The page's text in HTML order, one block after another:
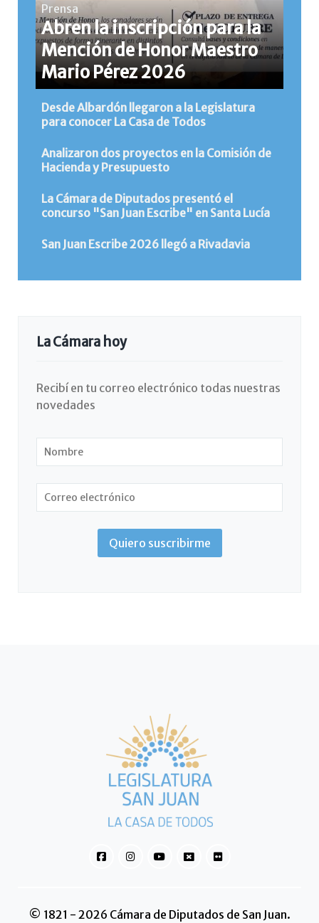
Prensa
Abren la inscripción para la
Mención de Honor Maestro
Mario Pérez 2026
Desde Albardón llegaron a la Legislatura
para conocer La Casa de Todos
Analizaron dos proyectos en la Comisión de
Hacienda y Presupuesto
La Cámara de Diputados presentó el
concurso "San Juan Escribe" en Santa Lucía
San Juan Escribe 2026 llegó a Rivadavia
La Cámara hoy
Recibí en tu correo electrónico todas nuestras
novedades
© 1821 - 2026 Cámara de Diputados de San Juan.